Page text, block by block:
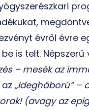
évről évre
is telt. Népszerű
– mesék az
„Idegháború” –
(avagy az